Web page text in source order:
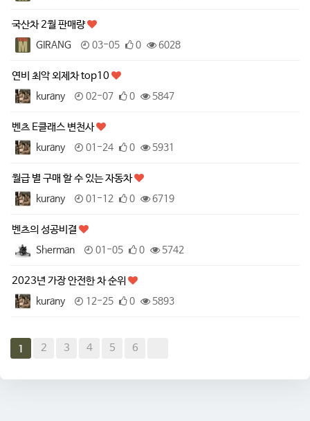
국산차 2월 판매량
GIRANG 03-05 0 6028
연비 최악 외제차 top10
kurany 02-07 0 5847
벤츠 E클래스 변천사
kurany 01-24 0 5931
월급 별 구매 할 수 있는 자동차
kurany 01-12 0 6719
벤츠의 성공비결
Sherman 01-05 0 5742
2023년 가장 안전한 차 순위
kurany 12-25 0 5893
1 2 3 4 5 6